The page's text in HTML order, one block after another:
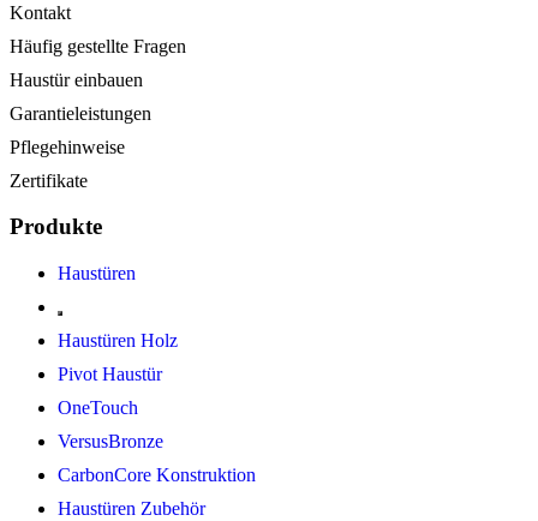
Kontakt
Häufig gestellte Fragen
Haustür einbauen
Garantieleistungen
Pflegehinweise
Zertifikate
Produkte
Haustüren
Haustüren Holz
Pivot Haustür
OneTouch
VersusBronze
CarbonCore Konstruktion
Haustüren Zubehör